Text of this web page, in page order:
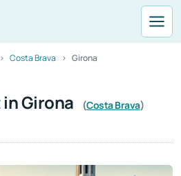
Costa Brava Girona
Girona (Costa Brava)